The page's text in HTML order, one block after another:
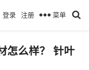
登录 注册 菜单
怎么样？ 针叶